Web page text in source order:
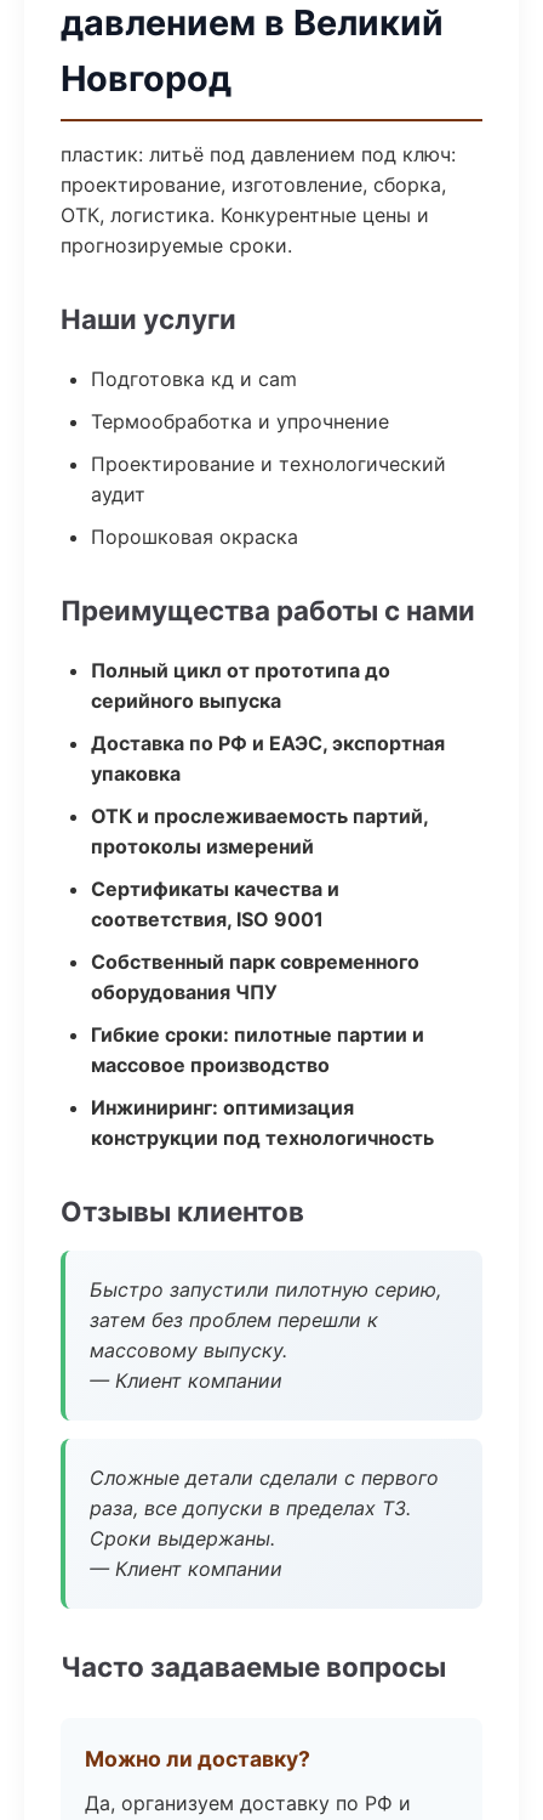
давлением в Великий
Новгород
пластик: литьё под давлением под ключ:
проектирование, изготовление, сборка,
ОТК, логистика. Конкурентные цены и
прогнозируемые сроки.
Наши услуги
Подготовка кд и cam
Термообработка и упрочнение
Проектирование и технологический
аудит
Порошковая окраска
Преимущества работы с нами
Полный цикл от прототипа до
серийного выпуска
Доставка по РФ и ЕАЭС, экспортная
упаковка
ОТК и прослеживаемость партий,
протоколы измерений
Сертификаты качества и
соответствия, ISO 9001
Собственный парк современного
оборудования ЧПУ
Гибкие сроки: пилотные партии и
массовое производство
Инжиниринг: оптимизация
конструкции под технологичность
Отзывы клиентов
Быстро запустили пилотную серию,
затем без проблем перешли к
массовому выпуску.
— Клиент компании
Сложные детали сделали с первого
раза, все допуски в пределах ТЗ.
Сроки выдержаны.
— Клиент компании
Часто задаваемые вопросы
Можно ли доставку?
Да, организуем доставку по РФ и